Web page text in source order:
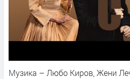
Музика – Любо Киров, Жени